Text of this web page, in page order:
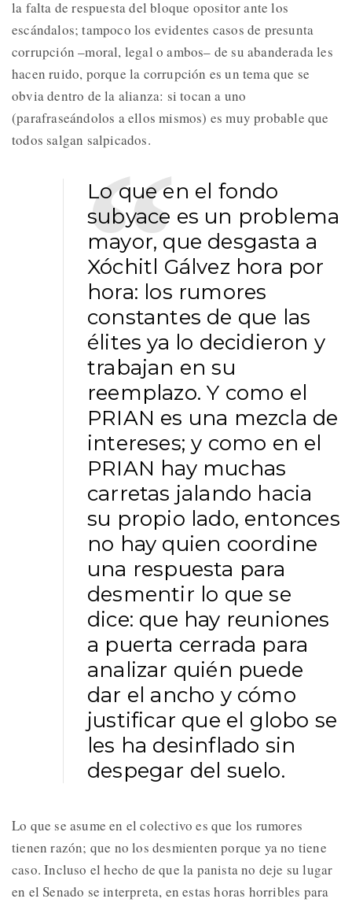
la falta de respuesta del bloque opositor ante los
escándalos; tampoco los evidentes casos de presunta
corrupción –moral, legal o ambos– de su abanderada les
hacen ruido, porque la corrupción es un tema que se
obvia dentro de la alianza: si tocan a uno
(parafraseándolos a ellos mismos) es muy probable que
todos salgan salpicados.
Lo que en el fondo
subyace es un problema
mayor, que desgasta a
Xóchitl Gálvez hora por
hora: los rumores
constantes de que las
élites ya lo decidieron y
trabajan en su
reemplazo. Y como el
PRIAN es una mezcla de
intereses; y como en el
PRIAN hay muchas
carretas jalando hacia
su propio lado, entonces
no hay quien coordine
una respuesta para
desmentir lo que se
dice: que hay reuniones
a puerta cerrada para
analizar quién puede
dar el ancho y cómo
justificar que el globo se
les ha desinflado sin
despegar del suelo.
Lo que se asume en el colectivo es que los rumores
tienen razón; que no los desmienten porque ya no tiene
caso. Incluso el hecho de que la panista no deje su lugar
en el Senado se interpreta, en estas horas horribles para